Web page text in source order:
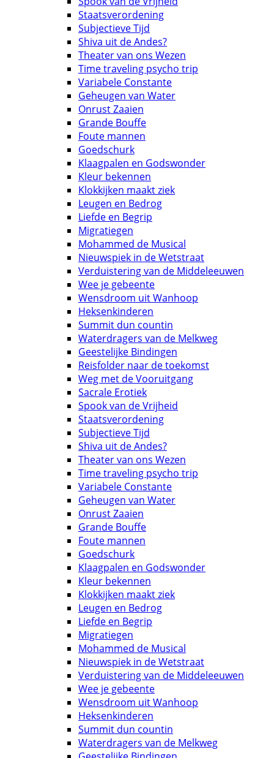
Staatsverordening
Subjectieve Tijd
Shiva uit de Andes?
Theater van ons Wezen
Time traveling psycho trip
Variabele Constante
Geheugen van Water
Onrust Zaaien
Grande Bouffe
Foute mannen
Goedschurk
Klaagpalen en Godswonder
Kleur bekennen
Klokkijken maakt ziek
Leugen en Bedrog
Liefde en Begrip
Migratiegen
Mohammed de Musical
Nieuwspiek in de Wetstraat
Verduistering van de Middeleeuwen
Wee je gebeente
Wensdroom uit Wanhoop
Heksenkinderen
Summit dun countin
Waterdragers van de Melkweg
Geestelijke Bindingen
Reisfolder naar de toekomst
Weg met de Vooruitgang
Sacrale Erotiek
Spook van de Vrijheid
Staatsverordening
Subjectieve Tijd
Shiva uit de Andes?
Theater van ons Wezen
Time traveling psycho trip
Variabele Constante
Geheugen van Water
Onrust Zaaien
Grande Bouffe
Foute mannen
Goedschurk
Klaagpalen en Godswonder
Kleur bekennen
Klokkijken maakt ziek
Leugen en Bedrog
Liefde en Begrip
Migratiegen
Mohammed de Musical
Nieuwspiek in de Wetstraat
Verduistering van de Middeleeuwen
Wee je gebeente
Wensdroom uit Wanhoop
Heksenkinderen
Summit dun countin
Waterdragers van de Melkweg